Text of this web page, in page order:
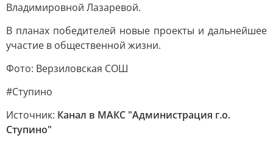
Владимировной Лазаревой.
В планах победителей новые проекты и дальнейшее
участие в общественной жизни.
Фото: Верзиловская СОШ
#Ступино
Источник: Канал в МАКС "Администрация г.о.
Ступино"